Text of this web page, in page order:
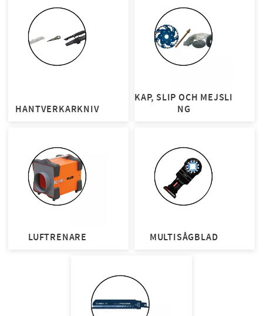
HANTVERKARKNIV
KAP, SLIP OCH MEJSLI
NG
LUFTRENARE MULTISÅGBLAD